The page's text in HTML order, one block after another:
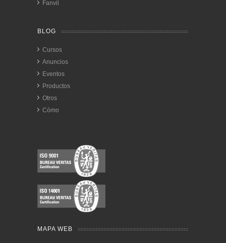
Fanvil
BLOG
Cursos
Anuncios
Eventos
Productos
Otros
Cómo
MAPA WEB